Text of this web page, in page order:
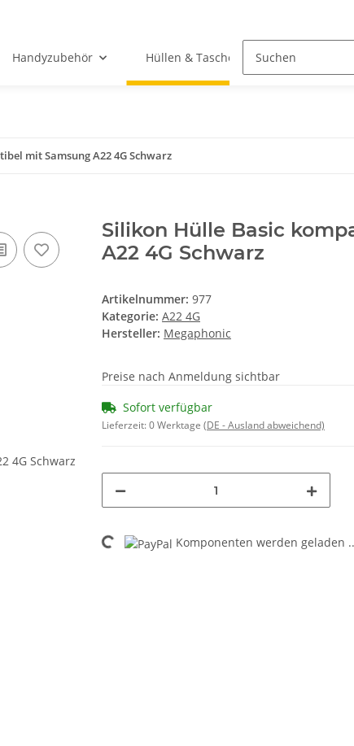
Handyzubehör Hüllen & Taschen
mit Samsung A22 4G Schwarz
Silikon Hülle Basic
A22 4G Schwarz
Artikelnummer: 977
Kategorie: A22 4G
Hersteller: Megaphonic
Preise nach Anmeldung sichtbar
Sofort verfügbar
Lieferzeit:0 Werktage (DE - Ausland abweichend)
Loading... Komponenten werden geladen